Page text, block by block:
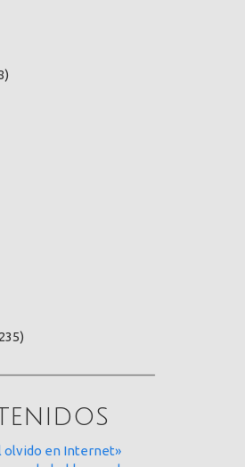
olvido en Internet»